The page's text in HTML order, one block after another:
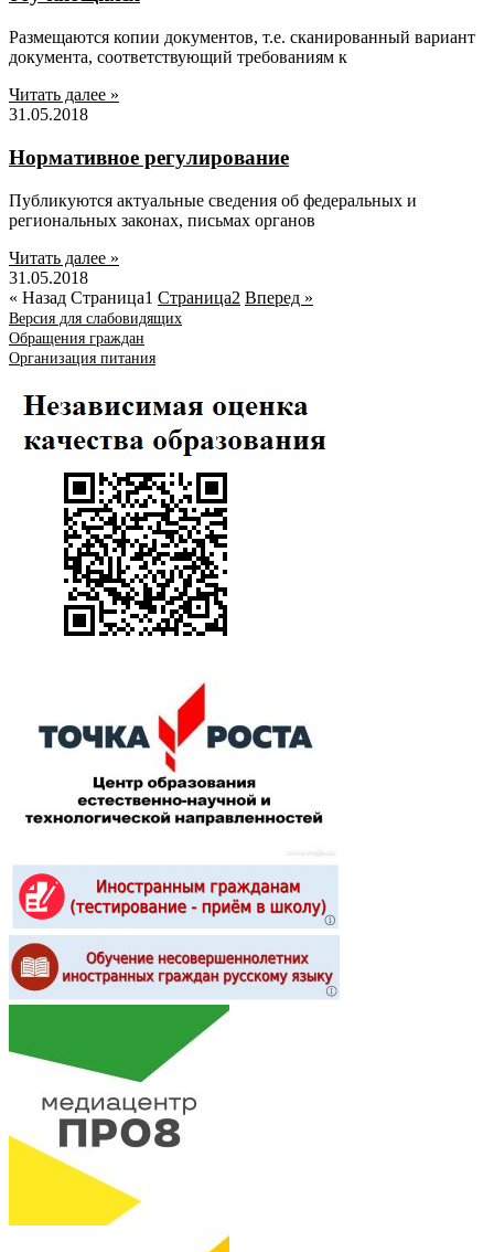
Размещаются копии документов, т.е. сканированный вариант
документа, соответствующий требованиям к
Читать далее »
31.05.2018
Нормативное регулирование
Публикуются актуальные сведения об федеральных и
региональных законах, письмах органов
Читать далее »
31.05.2018
« Назад Страница1 Страница2 Вперед »
Версия для слабовидящих
Обращения граждан
Организация питания